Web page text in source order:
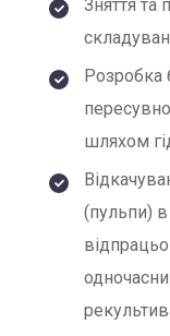
Зняття та
Розробка
шляхом
(пульпи) в